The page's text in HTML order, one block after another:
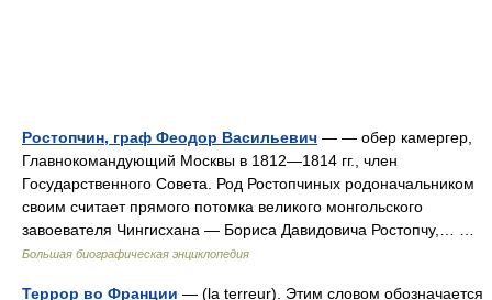
Ростопчин, граф Феодор Васильевич — — обер камергер,
Главнокомандующий Москвы в 1812—1814 гг., член
Государственного Совета. Род Ростопчиных родоначальником
своим считает прямого потомка великого монгольского
завоевателя Чингисхана — Бориса Давидовича Ростопчу,… …
Большая биографическая энциклопедия
Террор во Франции — (la terreur). Этим словом обозначается